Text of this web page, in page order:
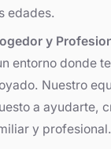
edades.
y
entorno donde
Nuestro
a ayudarte,
y profesional.